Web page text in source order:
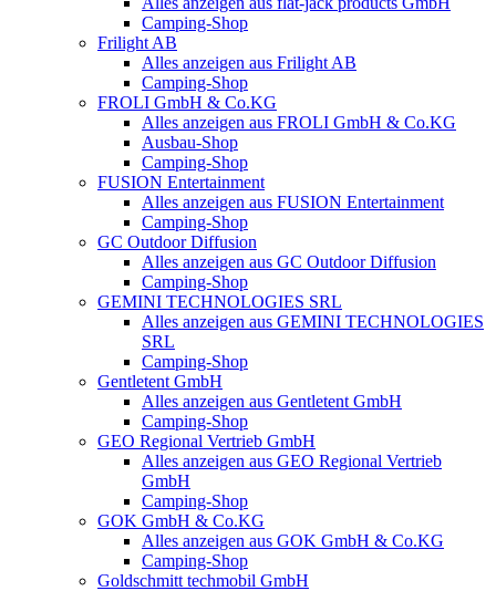
Camping-Shop
Frilight AB
Alles anzeigen aus Frilight AB
Camping-Shop
FROLI GmbH & Co.KG
Alles anzeigen aus FROLI GmbH & Co.KG
Ausbau-Shop
Camping-Shop
FUSION Entertainment
Alles anzeigen aus FUSION Entertainment
Camping-Shop
GC Outdoor Diffusion
Alles anzeigen aus GC Outdoor Diffusion
Camping-Shop
GEMINI TECHNOLOGIES SRL
Alles anzeigen aus GEMINI TECHNOLOGIES
SRL
Camping-Shop
Gentletent GmbH
Alles anzeigen aus Gentletent GmbH
Camping-Shop
GEO Regional Vertrieb GmbH
Alles anzeigen aus GEO Regional Vertrieb
GmbH
Camping-Shop
GOK GmbH & Co.KG
Alles anzeigen aus GOK GmbH & Co.KG
Camping-Shop
Goldschmitt techmobil GmbH